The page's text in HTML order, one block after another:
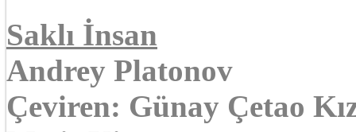
Saklı İnsan
Andrey Platonov
Çeviren: Günay Çetao